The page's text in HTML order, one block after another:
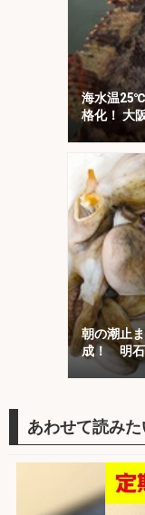
海水温
格化！ 大
紹介
朝の潮止
成！ 明石